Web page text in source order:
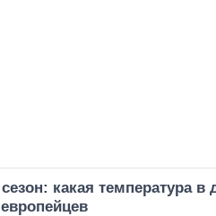
какая температура в